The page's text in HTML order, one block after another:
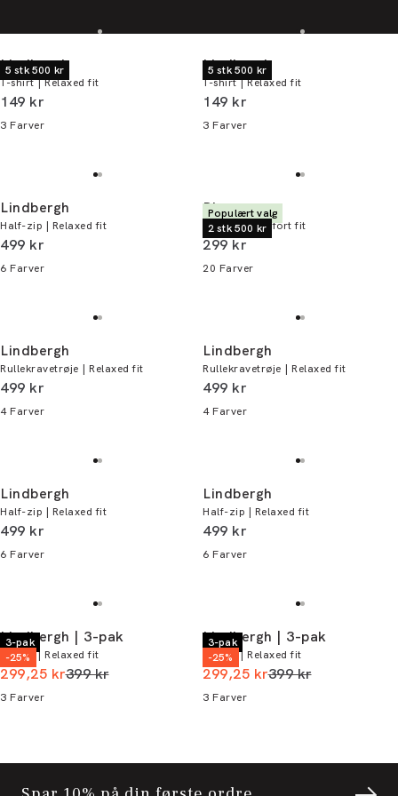
5 stk 500 kr
Lindbergh
T-shirt | Relaxed fit
I alt (inkl. rabat)
149 kr
3 Farver
5 stk 500 kr
Lindbergh
T-shirt | Relaxed fit
I alt (inkl. rabat)
149 kr
3 Farver
Lindbergh
Half-zip | Relaxed fit
I alt (inkl. rabat)
499 kr
6 Farver
Populært valg
2 stk 500 kr
Bison
T-shirt | Comfort fit
I alt (inkl. rabat)
299 kr
20 Farver
Lindbergh
Rullekravetrøje | Relaxed fit
I alt (inkl. rabat)
499 kr
4 Farver
Lindbergh
Rullekravetrøje | Relaxed fit
I alt (inkl. rabat)
499 kr
4 Farver
Lindbergh
Half-zip | Relaxed fit
I alt (inkl. rabat)
499 kr
6 Farver
Lindbergh
Half-zip | Relaxed fit
I alt (inkl. rabat)
499 kr
6 Farver
3-pak
-25%
Lindbergh | 3-pak
T-shirt | Relaxed fit
299,25 krI alt (uden rabat)
399 kr
3 Farver
3-pak
-25%
Lindbergh | 3-pak
T-shirt | Relaxed fit
299,25 krI alt (uden rabat)
399 kr
3 Farver